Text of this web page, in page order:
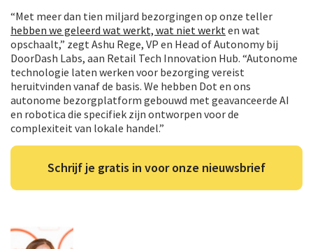
“Met meer dan tien miljard bezorgingen op onze teller
hebben we geleerd wat werkt, wat niet werkten wat
opschaalt,” zegt Ashu Rege, VP en Head of Autonomy bij
DoorDash Labs, aan Retail Tech Innovation Hub. “Autonome
technologie laten werken voor bezorging vereist
heruitvinden vanaf de basis. We hebben Dot en ons
autonome bezorgplatform gebouwd met geavanceerde AI
en robotica die specifiek zijn ontworpen voor de
complexiteit van lokale handel.”
Schrijf je gratis in voor onze nieuwsbrief